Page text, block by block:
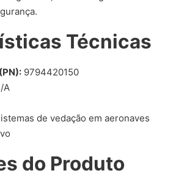
Técnicas
9794420150
A
de vedação em aeronaves
do Produto